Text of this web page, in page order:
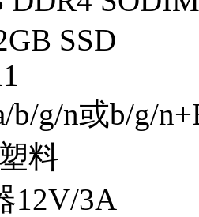
SSD
b/g/n或b/g/
料
12V/3A